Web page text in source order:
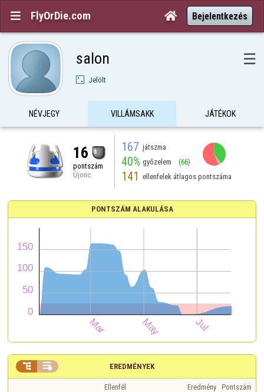
 FlyOrDie.com  Bejelentkezés
salon ☰
Jelölt
NÉVJEGY VILLÁMSAKK JÁTÉKOK
16
pontszám
Újonc
167 játszma
40% győzelem (66)
141 ellenfelek átlagos pontszáma
PONTSZÁM ALAKULÁSA
EREDMÉNYEK
 
Ellenfél Eredmény Pontszám